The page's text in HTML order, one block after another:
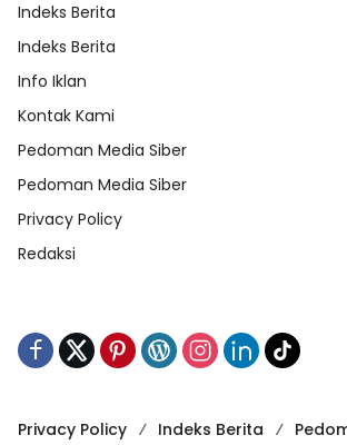
Indeks Berita
Indeks Berita
Info Iklan
Kontak Kami
Pedoman Media Siber
Pedoman Media Siber
Privacy Policy
Redaksi
Privacy Policy Indeks Berita